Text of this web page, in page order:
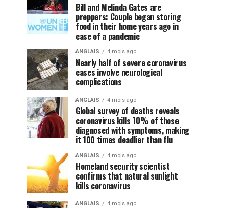
Bill and Melinda Gates are
preppers: Couple began storing
food in their home years ago in
case of a pandemic
ANGLAIS 4 mois ago
Nearly half of severe coronavirus
cases involve neurological
complications
ANGLAIS 4 mois ago
Global survey of deaths reveals
coronavirus kills 10% of those
diagnosed with symptoms, making
it 100 times deadlier than flu
ANGLAIS 4 mois ago
Homeland security scientist
confirms that natural sunlight
kills coronavirus
ANGLAIS 4 mois ago